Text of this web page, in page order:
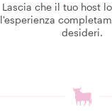
Lascia che il tuo host
l'esperienza
desideri.